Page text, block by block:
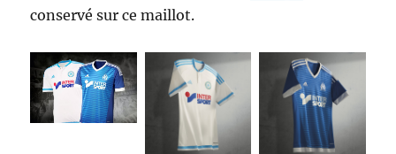
conservé sur ce maillot.